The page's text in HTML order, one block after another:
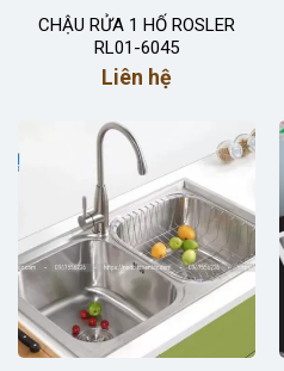
CHẬU RỬA 1 HỐ ROSLER
RL01-6045
Liên hệ